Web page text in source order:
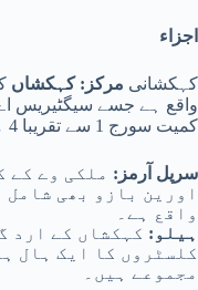
اجزاء
کہکشانی مرکز: کہکشاں
واقع ہے جسے سیگٹیریس
کمیت سورج 1 سے تقریبا 4 ملین گنا زیادہ ہے۔
سرپل آرمز: ملکی وے کے
اورین بازو بھی
واقع ہے۔
ہیلو: کہکشاں کے ارد
کلسٹروں کا ایک ہال
مجموعے ہیں۔